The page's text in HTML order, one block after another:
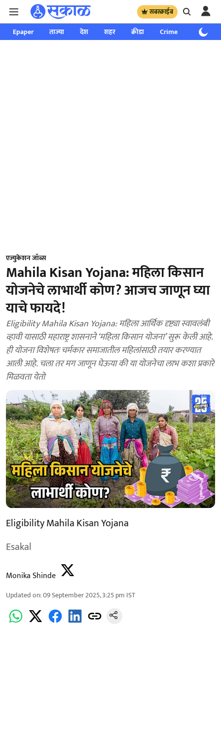
सबस्क्राईब
Epaper ताज्या देश शहर क्रीडा Crime साप्ताहिक
एज्युकेशन जॉब्स
Mahila Kisan Yojana: महिला किसान
योजनेचे लाभार्थी कोण? आजच जाणून घ्या
याचे फायदे!
Eligibility Mahila Kisan Yojana: महिला आर्थिक दृष्ट्या स्वावलंबी
व्हावी यासाठी महाराष्ट्र शासनाने ‘महिला किसान योजना’ सुरू केली आहे.
ही योजना विशेषतः चर्मकार समाजातील महिलांसाठी तयार करण्यात
आली आहे. चला तर मग जाणून घेऊया की या योजनेचा लाभ कशा प्रकारे
मिळवता येतो
Eligibility Mahila Kisan Yojana
Esakal
Monika Shinde
Updated on:09 September 2025, 3:25 pm IST